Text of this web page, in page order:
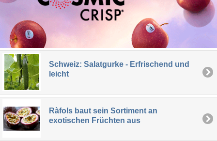
Schweiz: Salatgurke - Erfrischend und
leicht
Ràfols baut sein Sortiment an
exotischen Früchten aus